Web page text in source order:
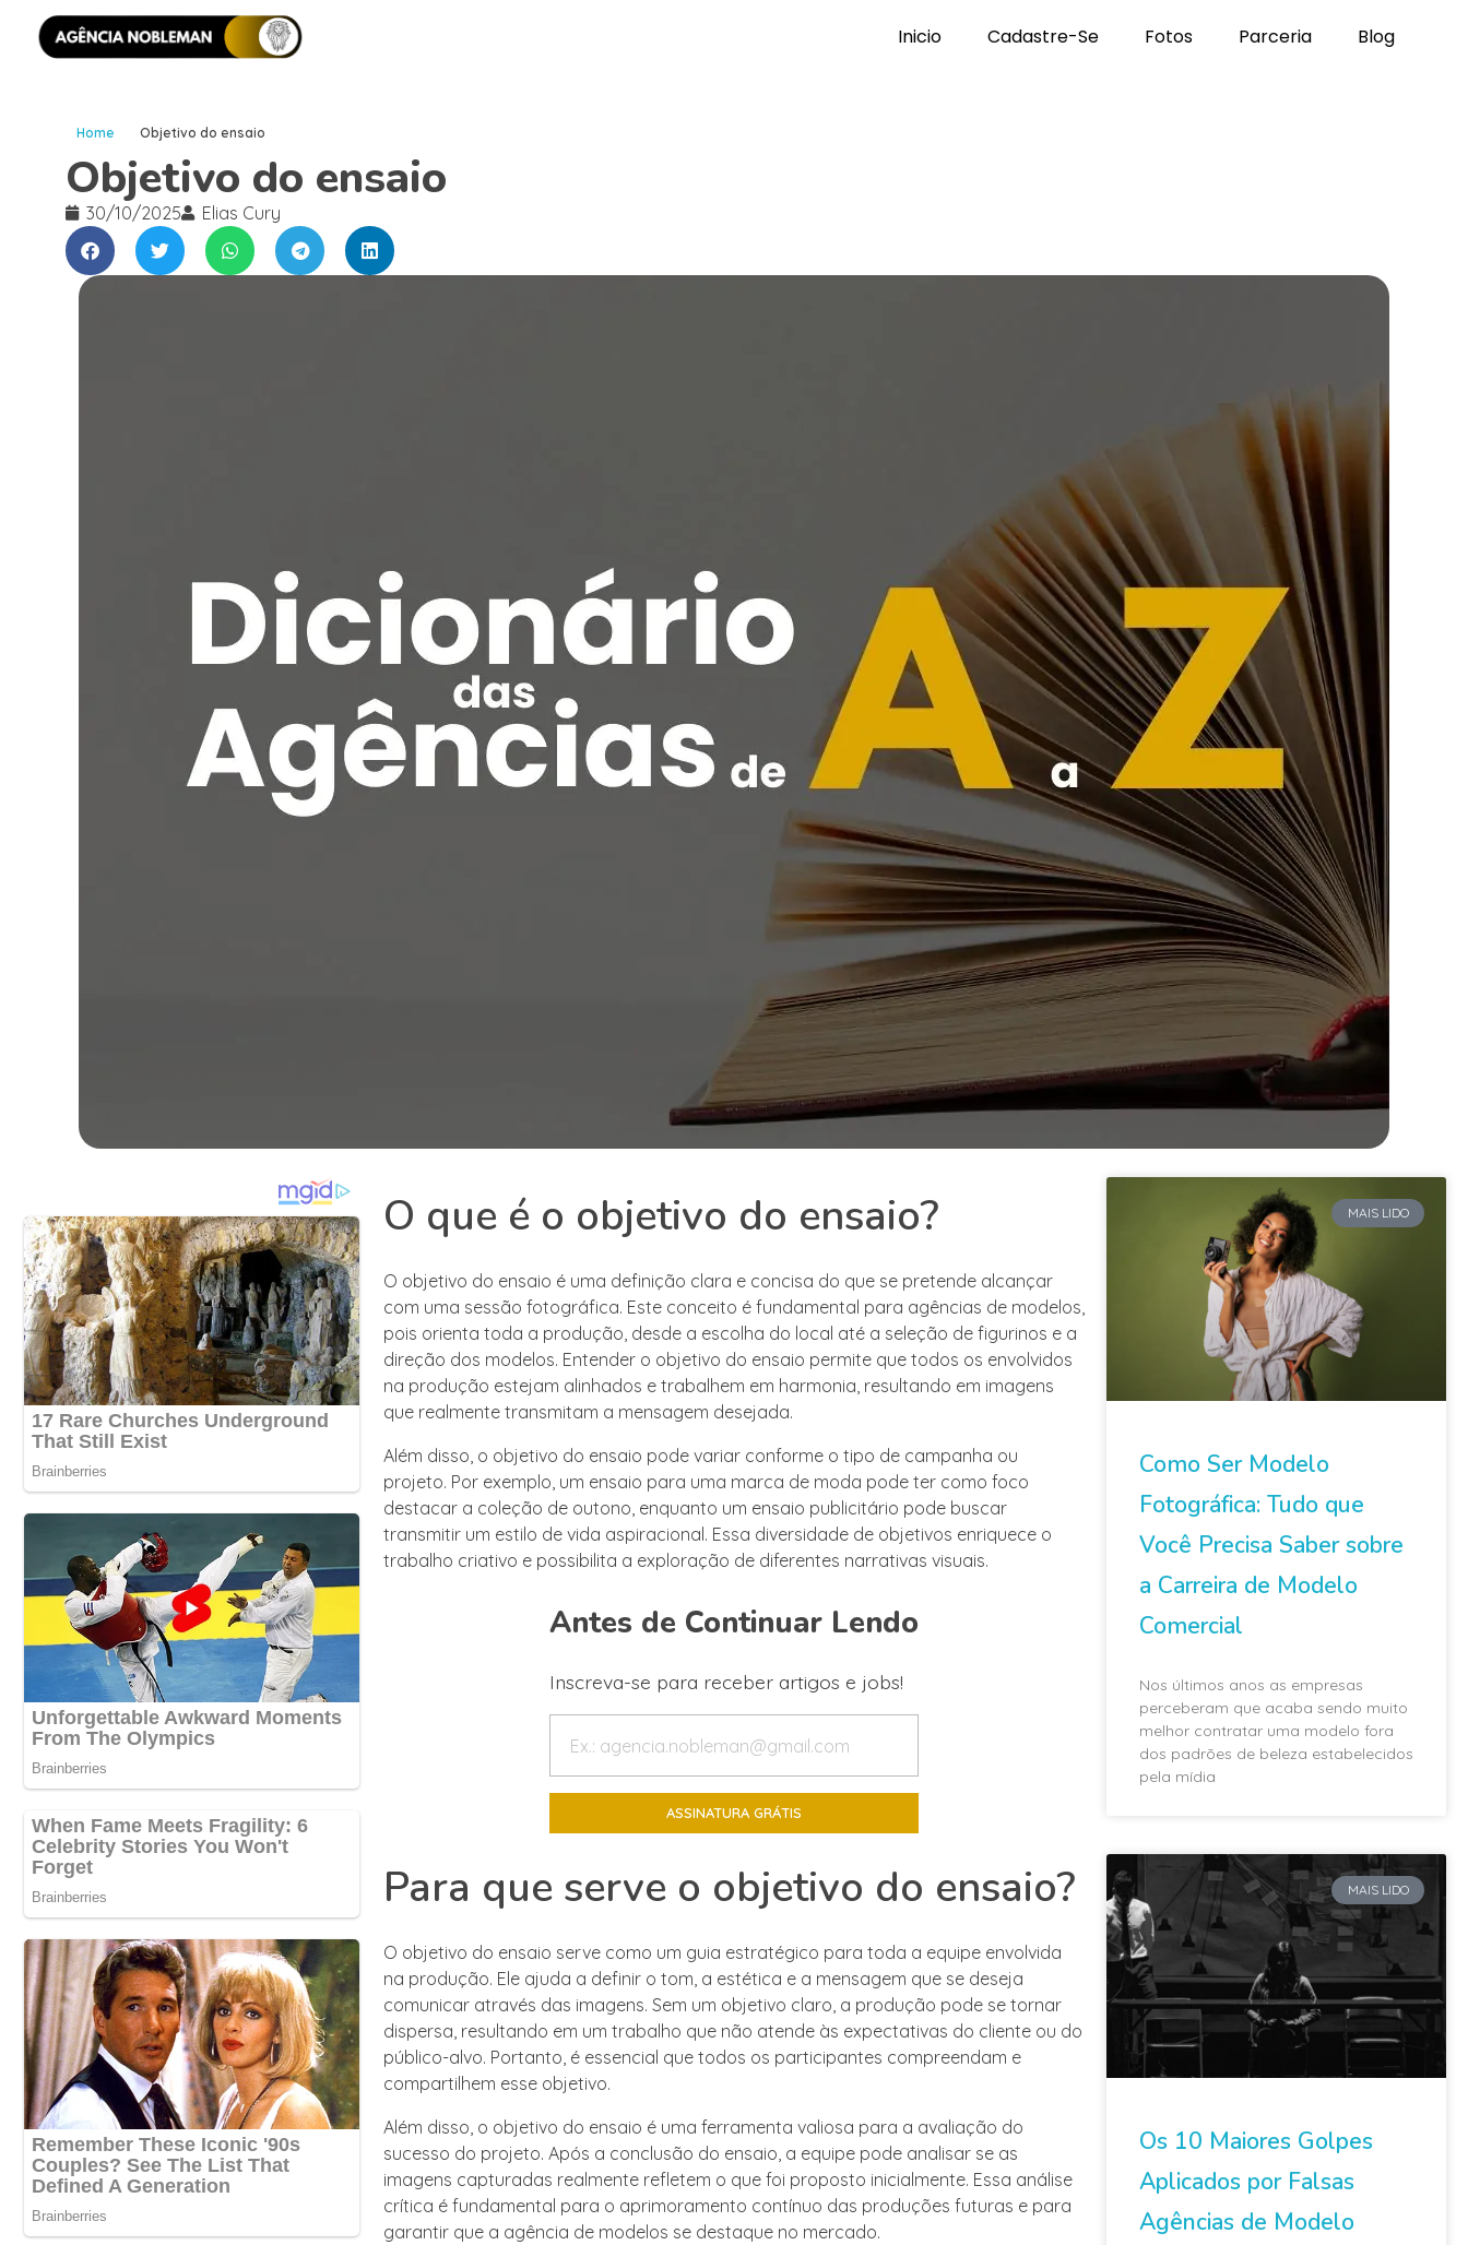
Inicio Cadastre-Se Fotos Parceria Blog
Home Objetivo do ensaio
Objetivo do ensaio
30/10/2025 Elias Cury
O que é o objetivo do ensaio?
O objetivo do ensaio é uma definição clara e concisa do que se pretende alcançar
com uma sessão fotográfica. Este conceito é fundamental para agências de modelos,
pois orienta toda a produção, desde a escolha do local até a seleção de figurinos e a
direção dos modelos. Entender o objetivo do ensaio permite que todos os envolvidos
na produção estejam alinhados e trabalhem em harmonia, resultando em imagens
que realmente transmitam a mensagem desejada.
Além disso, o objetivo do ensaio pode variar conforme o tipo de campanha ou
projeto. Por exemplo, um ensaio para uma marca de moda pode ter como foco
destacar a coleção de outono, enquanto um ensaio publicitário pode buscar
transmitir um estilo de vida aspiracional. Essa diversidade de objetivos enriquece o
trabalho criativo e possibilita a exploração de diferentes narrativas visuais.
Antes de Continuar Lendo
Inscreva-se para receber artigos e jobs!
Para que serve o objetivo do ensaio?
O objetivo do ensaio serve como um guia estratégico para toda a equipe envolvida
na produção. Ele ajuda a definir o tom, a estética e a mensagem que se deseja
comunicar através das imagens. Sem um objetivo claro, a produção pode se tornar
dispersa, resultando em um trabalho que não atende às expectativas do cliente ou do
público-alvo. Portanto, é essencial que todos os participantes compreendam e
compartilhem esse objetivo.
Além disso, o objetivo do ensaio é uma ferramenta valiosa para a avaliação do
sucesso do projeto. Após a conclusão do ensaio, a equipe pode analisar se as
imagens capturadas realmente refletem o que foi proposto inicialmente. Essa análise
crítica é fundamental para o aprimoramento contínuo das produções futuras e para
garantir que a agência de modelos se destaque no mercado.
MAIS LIDO
Como Ser Modelo
Fotográfica: Tudo que
Você Precisa Saber sobre
a Carreira de Modelo
Comercial
Nos últimos anos as empresas
perceberam que acaba sendo muito
melhor contratar uma modelo fora
dos padrões de beleza estabelecidos
pela mídia
MAIS LIDO
Os 10 Maiores Golpes
Aplicados por Falsas
Agências de Modelo